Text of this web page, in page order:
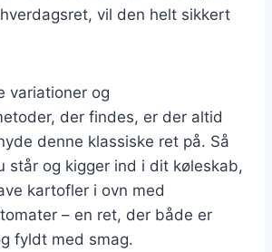
vil den helt sikkert
variationer og
der findes, er der altid
denne klassiske ret på. Så
står og kigger ind i dit køleskab,
kartofler i ovn med
– en ret, der både er
fyldt med smag.